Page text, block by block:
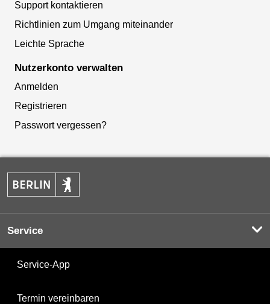
Support kontaktieren
Richtlinien zum Umgang miteinander
Leichte Sprache
Nutzerkonto verwalten
Anmelden
Registrieren
Passwort vergessen?
Service
Service-App
Termin vereinbaren